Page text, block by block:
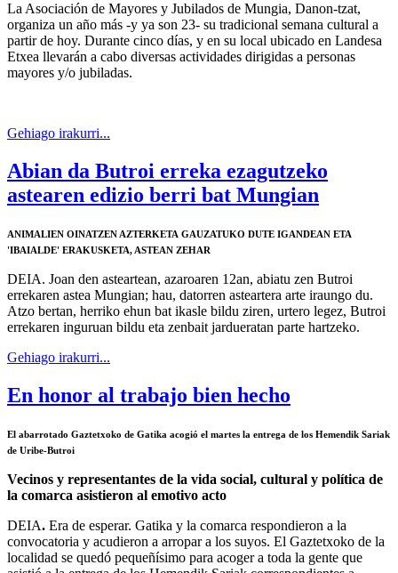
La Asociación de Mayores y Jubilados de Mungia, Danon-tzat,
organiza un año más -y ya son 23- su tradicional semana cultural a
partir de hoy. Durante cinco días, y en su local ubicado en Landesa
Etxea llevarán a cabo diversas actividades dirigidas a personas
mayores y/o jubiladas.
Gehiago irakurri...
Abian da Butroi erreka ezagutzeko
astearen edizio berri bat Mungian
ANIMALIEN OINATZEN AZTERKETA GAUZATUKO DUTE IGANDEAN ETA
'IBAIALDE' ERAKUSKETA, ASTEAN ZEHAR
DEIA. Joan den asteartean, azaroaren 12an, abiatu zen Butroi
errekaren astea Mungian; hau, datorren asteartera arte iraungo du.
Atzo bertan, herriko ehun bat ikasle bildu ziren, urtero legez, Butroi
errekaren inguruan bildu eta zenbait jardueratan parte hartzeko.
Gehiago irakurri...
En honor al trabajo bien hecho
El abarrotado Gaztetxoko de Gatika acogió el martes la entrega de los Hemendik Sariak
de Uribe-Butroi
Vecinos y representantes de la vida social, cultural y política de
la comarca asistieron al emotivo acto
DEIA. Era de esperar. Gatika y la comarca respondieron a la
convocatoria y acudieron a arropar a los suyos. El Gaztetxoko de la
localidad se quedó pequeñísimo para acoger a toda la gente que